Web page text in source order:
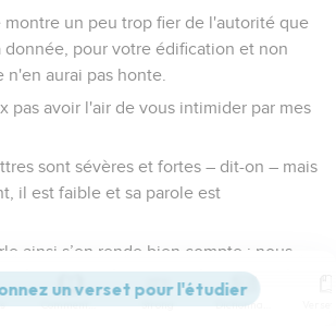
montre un peu trop fier de l'autorité que
donnée, pour votre édification et non
aurai pas honte.
pas avoir l'air de vous intimider par mes
sont sévères et fortes – dit-on – mais
il est faible et sa parole est
ainsi s’en rende bien compte : nous
une fois présents, exactement tels
paroles dans nos lettres quand nous
Commentaires Strong